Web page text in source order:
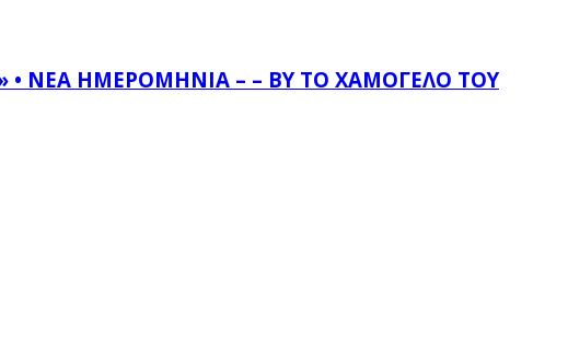
ΝΈΑ ΗΜΕΡΟΜΗΝΊΑ – – BY ΤΟ ΧΑΜΌΓΕΛΟ ΤΟΥ